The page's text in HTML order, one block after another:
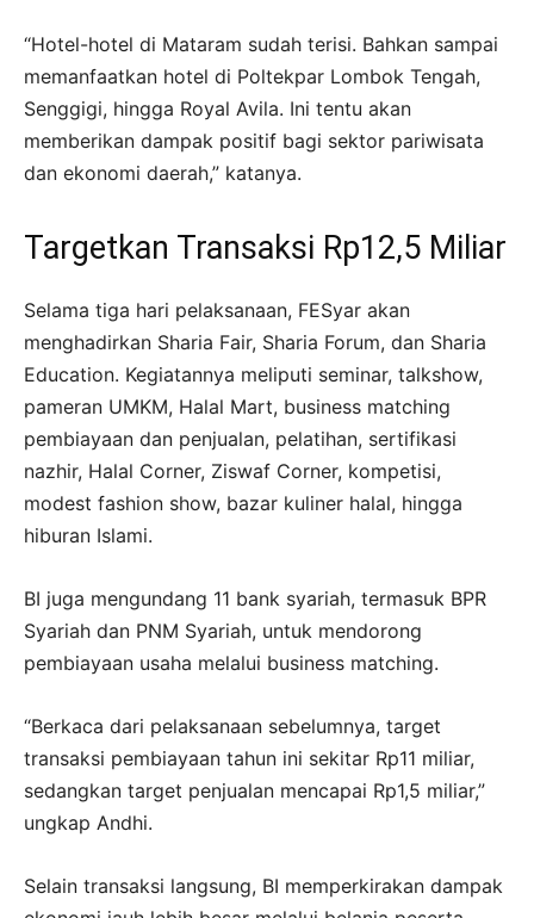
“Hotel-hotel di Mataram sudah terisi. Bahkan sampai
memanfaatkan hotel di Poltekpar Lombok Tengah,
Senggigi, hingga Royal Avila. Ini tentu akan
memberikan dampak positif bagi sektor pariwisata
dan ekonomi daerah,” katanya.
Targetkan Transaksi Rp12,5 Miliar
Selama tiga hari pelaksanaan, FESyar akan
menghadirkan Sharia Fair, Sharia Forum, dan Sharia
Education. Kegiatannya meliputi seminar, talkshow,
pameran UMKM, Halal Mart, business matching
pembiayaan dan penjualan, pelatihan, sertifikasi
nazhir, Halal Corner, Ziswaf Corner, kompetisi,
modest fashion show, bazar kuliner halal, hingga
hiburan Islami.
BI juga mengundang 11 bank syariah, termasuk BPR
Syariah dan PNM Syariah, untuk mendorong
pembiayaan usaha melalui business matching.
“Berkaca dari pelaksanaan sebelumnya, target
transaksi pembiayaan tahun ini sekitar Rp11 miliar,
sedangkan target penjualan mencapai Rp1,5 miliar,”
ungkap Andhi.
Selain transaksi langsung, BI memperkirakan dampak